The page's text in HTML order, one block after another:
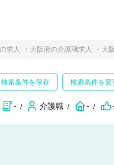
求人 大阪府の介護職求人 大
検索条件を保存 検索条件を変
- 介護職 -